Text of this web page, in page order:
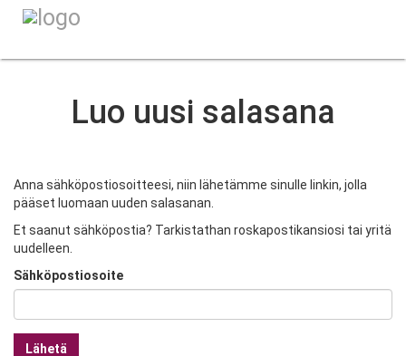
Luo uusi salasana
Anna sähköpostiosoitteesi, niin lähetämme sinulle linkin, jolla
pääset luomaan uuden salasanan.
Et saanut sähköpostia? Tarkistathan roskapostikansiosi tai yritä
uudelleen.
Sähköpostiosoite